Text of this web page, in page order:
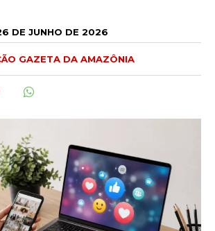
DE JUNHO DE 2026
GAZETA DA AMAZÔNIA